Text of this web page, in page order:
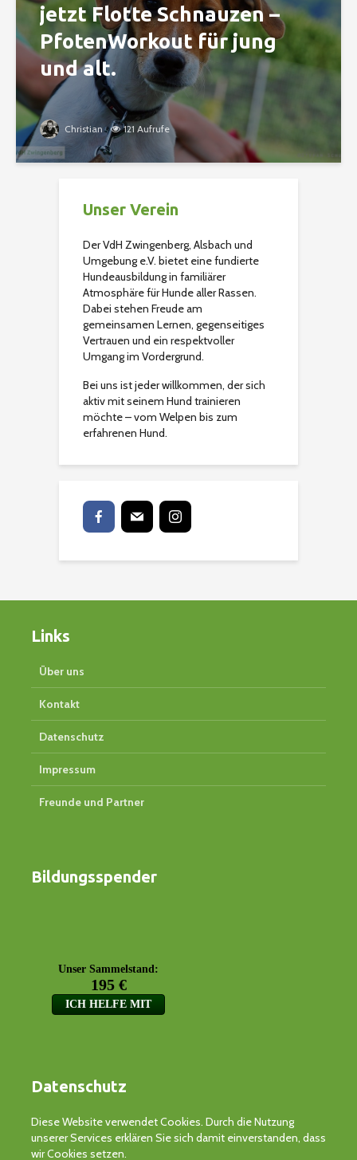
jetzt Flotte Schnauzen –
PfotenWorkout für jung
und alt.
Christian 121 Aufrufe
Unser Verein
Der VdH Zwingenberg, Alsbach und
Umgebung e.V. bietet eine fundierte
Hundeausbildung in familiärer
Atmosphäre für Hunde aller Rassen.
Dabei stehen Freude am
gemeinsamen Lernen, gegenseitiges
Vertrauen und ein respektvoller
Umgang im Vordergrund.
Bei uns ist jeder willkommen, der sich
aktiv mit seinem Hund trainieren
möchte – vom Welpen bis zum
erfahrenen Hund.
Links
Über uns
Kontakt
Datenschutz
Impressum
Freunde und Partner
Bildungsspender
Datenschutz
Diese Website verwendet Cookies. Durch die Nutzung
unserer Services erklären Sie sich damit einverstanden, dass
wir Cookies setzen.